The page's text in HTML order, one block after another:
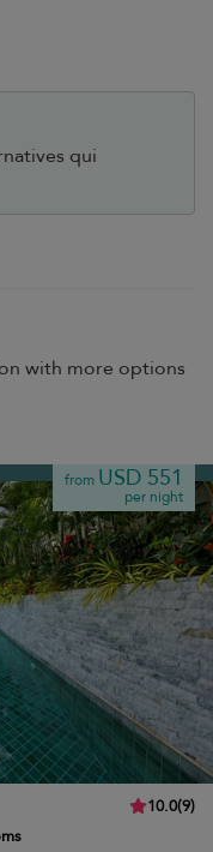
qui
with more options
from USD 551
per night
10.0(9)